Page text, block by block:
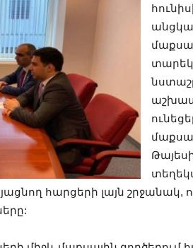
հարցերի լայն շրջանակ,